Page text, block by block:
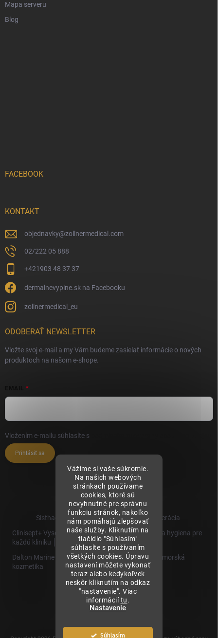
Vážime si vaše súkromie.
Na našich webových
stránkach používame
cookies, ktoré sú
nevyhnutné pre správnu
funkciu stránok, nakoľko
nám pomáhajú zlepšovať
naše služby. Kliknutím na
tlačidlo "Súhlasím"
súhlasíte s používaním
všetkých cookies. Úpravu
nastavení môžete vykonať
teraz alebo kedykoľvek
neskôr kliknutím na odkaz
"nastavenie". Viac
informáciítu.
Nastavenie
Súhlasím
Mapa serveru
Blog
FACEBOOK
KONTAKT
objednavky@zollnermedical.com
02/222 05 888
+421903 48 37 37
dermalnevyplne.sk na Facebooku
zollnermedical_eu
ODOBERAŤ NEWSLETTER
Vložte svoj e-mail a my Vám budeme zasielať informácie o nových
produktoch na našom e-shope.
Vložením e-mailu súhlasíte s
Prihlásiť sa
Sisthaema.sk - Skutočná Dermálna Regenerácia
Clinisept+ Vysoko účinné čistenie a antimikrobiálna hygiena pre
každú kliniku │
Dalton Marine Cosmetics - Kvalitná profesionálna morská
kozmetika
Sisthaema
Hevo T
│Skutočná
Biorevitalizácia